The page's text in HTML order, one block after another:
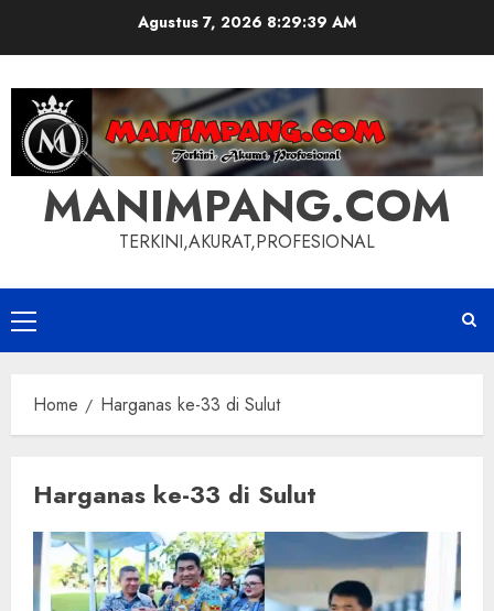
Agustus 7, 2026 8:29:40 AM
MANIMPANG.COM
TERKINI,AKURAT,PROFESIONAL
Primary
Menu
Home Harganas ke-33 di Sulut
Harganas ke-33 di Sulut